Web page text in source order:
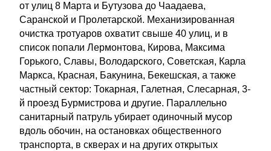
от улиц 8 Марта и Бутузова до Чаадаева,
Саранской и Пролетарской. Механизированная
очистка тротуаров охватит свыше 40 улиц, и в
список попали Лермонтова, Кирова, Максима
Горького, Славы, Володарского, Советская, Карла
Маркса, Красная, Бакунина, Бекешская, а также
частный сектор: Токарная, Галетная, Слесарная, 3-
й проезд Бурмистрова и другие. Параллельно
санитарный патруль убирает одиночный мусор
вдоль обочин, на остановках общественного
транспорта, в скверах и на других открытых